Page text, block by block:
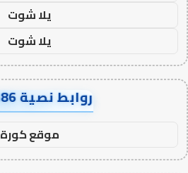
يلا شوت
يلا شوت
روابط نصية AA5386
موقع كورة